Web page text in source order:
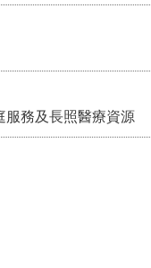
服務及長照醫療資源